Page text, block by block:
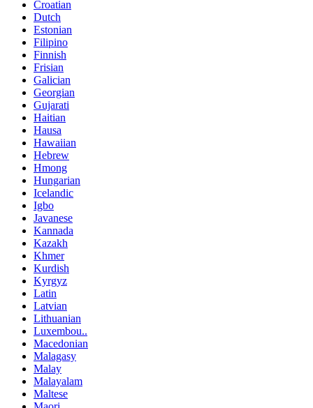
Croatian
Dutch
Estonian
Filipino
Finnish
Frisian
Galician
Georgian
Gujarati
Haitian
Hausa
Hawaiian
Hebrew
Hmong
Hungarian
Icelandic
Igbo
Javanese
Kannada
Kazakh
Khmer
Kurdish
Kyrgyz
Latin
Latvian
Lithuanian
Luxembou..
Macedonian
Malagasy
Malay
Malayalam
Maltese